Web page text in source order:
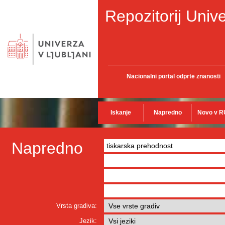
Repozitorij
Nacionalni portal odprte znanosti
Iskanje Napredno Novo v
Napredno
Vrsta gradiva:
Jezik: